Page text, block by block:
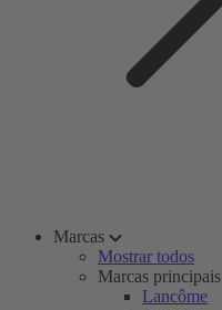
Marcas
Mostrar todos
Marcas principais
Lancôme